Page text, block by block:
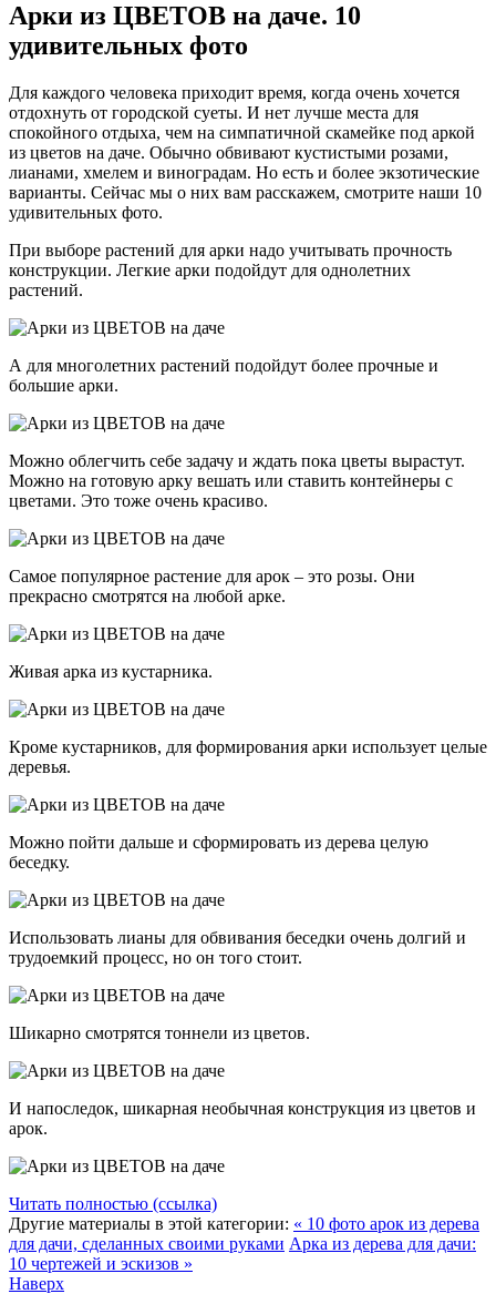
Арки из ЦВЕТОВ на даче. 10
удивительных фото
Для каждого человека приходит время, когда очень хочется
отдохнуть от городской суеты. И нет лучше места для
спокойного отдыха, чем на симпатичной скамейке под аркой
из цветов на даче. Обычно обвивают кустистыми розами,
лианами, хмелем и виноградам. Но есть и более экзотические
варианты. Сейчас мы о них вам расскажем, смотрите наши 10
удивительных фото.
При выборе растений для арки надо учитывать прочность
конструкции. Легкие арки подойдут для однолетних
растений.
А для многолетних растений подойдут более прочные и
большие арки.
Можно облегчить себе задачу и ждать пока цветы вырастут.
Можно на готовую арку вешать или ставить контейнеры с
цветами. Это тоже очень красиво.
Самое популярное растение для арок – это розы. Они
прекрасно смотрятся на любой арке.
Живая арка из кустарника.
Кроме кустарников, для формирования арки использует целые
деревья.
Можно пойти дальше и сформировать из дерева целую
беседку.
Использовать лианы для обвивания беседки очень долгий и
трудоемкий процесс, но он того стоит.
Шикарно смотрятся тоннели из цветов.
И напоследок, шикарная необычная конструкция из цветов и
арок.
Читать полностью (ссылка)
Другие материалы в этой категории: « 10 фото арок из дерева
для дачи, сделанных своими руками Арка из дерева для дачи:
10 чертежей и эскизов »
Наверх